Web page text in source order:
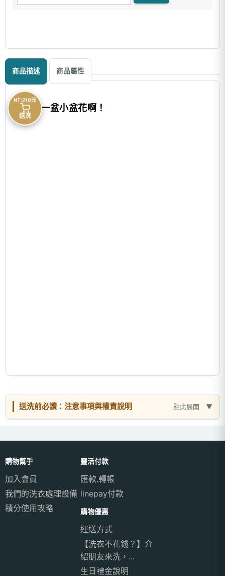
商品描述 商品屬性
這是一盆小盆花啊！
送洗前必讀：注意事項與權責說明 點此展開
購物幫手
加入會員
我們的洗衣處理設備
積分使用攻略
靈活付款
匯款.轉帳
linepay付款
購物優惠
運送方式
【洗衣不花錢？】介
紹朋友來洗，...
生日禮金說明
NT:210元
送洗